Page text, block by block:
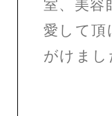
室、美容
愛して頂
がけまし